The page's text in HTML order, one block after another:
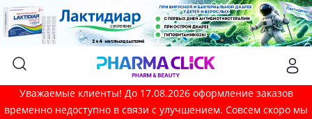
Уважаемые клиенты! До 17.08.2026 оформление заказов
временно недоступно в связи с улучшением. Совсем скоро мы